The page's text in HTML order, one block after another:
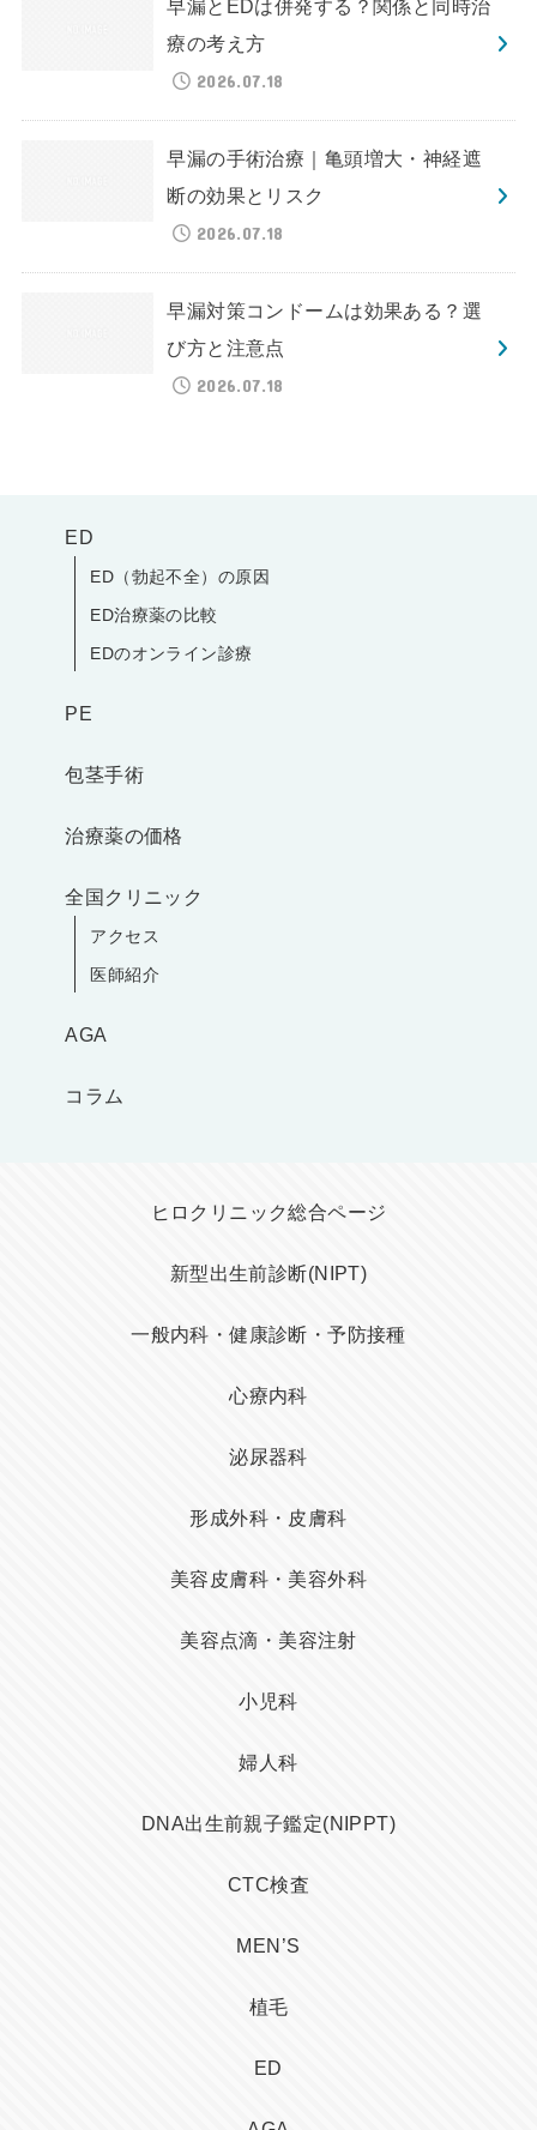
早漏とEDは併発する？関係と同時治
療の考え方
2026.07.18
早漏の手術治療｜亀頭増大・神経遮
断の効果とリスク
2026.07.18
早漏対策コンドームは効果ある？選
び方と注意点
2026.07.18
ED
ED（勃起不全）の原因
ED治療薬の比較
EDのオンライン診療
PE
包茎手術
治療薬の価格
全国クリニック
アクセス
医師紹介
AGA
コラム
ヒロクリニック総合ページ
新型出生前診断(NIPT)
一般内科・健康診断・予防接種
心療内科
泌尿器科
形成外科・皮膚科
美容皮膚科・美容外科
美容点滴・美容注射
小児科
婦人科
DNA出生前親子鑑定(NIPPT)
CTC検査
MEN’S
植毛
ED